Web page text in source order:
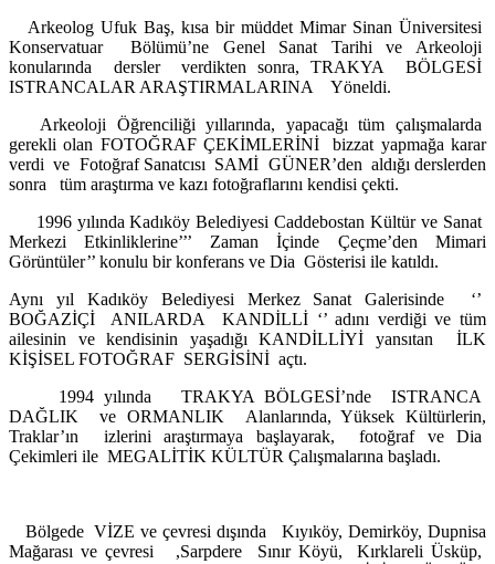
Arkeolog Ufuk Baş, kısa bir müddet Mimar Sinan Üniversitesi
Konservatuar Bölümü’ne Genel Sanat Tarihi ve Arkeoloji
konularında dersler verdikten sonra, TRAKYA BÖLGESİ
ISTRANCALAR ARAŞTIRMALARINA Yöneldi.
Arkeoloji Öğrenciliği yıllarında, yapacağı tüm çalışmalarda
gerekli olan FOTOĞRAF ÇEKİMLERİNİ bizzat yapmağa karar
verdi ve Fotoğraf Sanatcısı SAMİ GÜNER’den aldığı derslerden
sonra tüm araştırma ve kazı fotoğraflarını kendisi çekti.
1996 yılında Kadıköy Belediyesi Caddebostan Kültür ve Sanat
Merkezi Etkinliklerine’’’ Zaman İçinde Çeçme’den Mimari
Görüntüler’’ konulu bir konferans ve Dia Gösterisi ile katıldı.
Aynı yıl Kadıköy Belediyesi Merkez Sanat Galerisinde ‘’
BOĞAZİÇİ ANILARDA KANDİLLİ ‘’ adını verdiği ve tüm
ailesinin ve kendisinin yaşadığı KANDİLLİYİ yansıtan İLK
KİŞİSEL FOTOĞRAF SERGİSİNİ açtı.
1994 yılında TRAKYA BÖLGESİ’nde ISTRANCA
DAĞLIK ve ORMANLIK Alanlarında, Yüksek Kültürlerin,
Traklar’ın izlerini araştırmaya başlayarak, fotoğraf ve Dia
Çekimleri ile MEGALİTİK KÜLTÜR Çalışmalarına başladı.
Bölgede VİZE ve çevresi dışında Kıyıköy, Demirköy, Dupnisa
Mağarası ve çevresi ,Sarpdere Sınır Köyü, Kırklareli Üsküp,